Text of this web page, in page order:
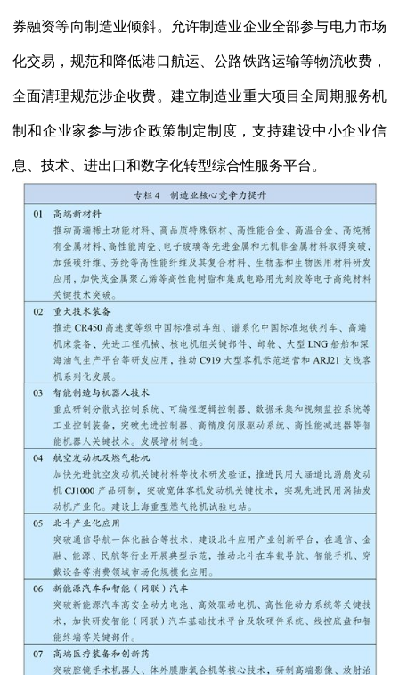
券融资等向制造业倾斜。允许制造业企业全部参与电力市场
化交易，规范和降低港口航运、公路铁路运输等物流收费，
全面清理规范涉企收费。建立制造业重大项目全周期服务机
制和企业家参与涉企政策制定制度，支持建设中小企业信
息、技术、进出口和数字化转型综合性服务平台。